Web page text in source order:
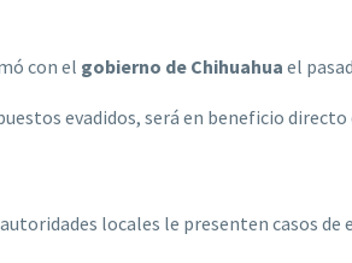
con el gobierno de Chihuahua el
evadidos, será en beneficio
locales le presenten casos de